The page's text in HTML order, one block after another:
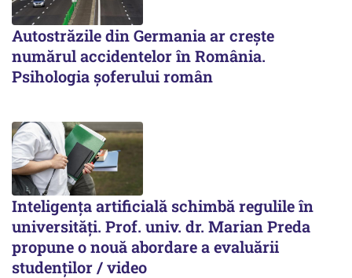
Autostrăzile din Germania ar crește
numărul accidentelor în România.
Psihologia șoferului român
Inteligența artificială schimbă regulile în
universități. Prof. univ. dr. Marian Preda
propune o nouă abordare a evaluării
studenților / video